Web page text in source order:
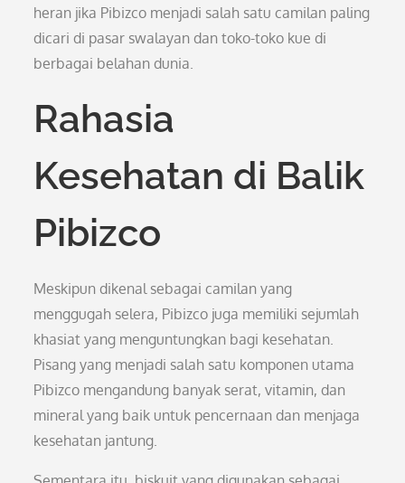
heran jika Pibizco menjadi salah satu camilan paling
dicari di pasar swalayan dan toko-toko kue di
berbagai belahan dunia.
Rahasia
Kesehatan di Balik
Pibizco
Meskipun dikenal sebagai camilan yang
menggugah selera, Pibizco juga memiliki sejumlah
khasiat yang menguntungkan bagi kesehatan.
Pisang yang menjadi salah satu komponen utama
Pibizco mengandung banyak serat, vitamin, dan
mineral yang baik untuk pencernaan dan menjaga
kesehatan jantung.